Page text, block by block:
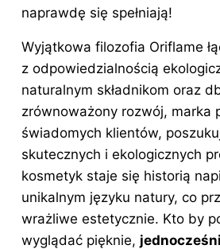
naprawdę się spełniają!
Wyjątkowa filozofia Oriflame
z odpowiedzialnością
naturalnym składnikom oraz
zrównoważony rozwój, marka
świadomych klientów,
skutecznych i ekologicznych
kosmetyk staje się historią
unikalnym języku natury, co
wrażliwe estetycznie. Kto by
wyglądać pięknie,